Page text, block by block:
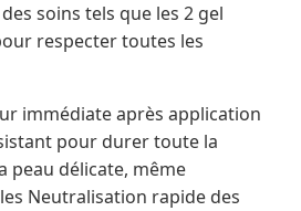
soins tels que les 2 gel
respecter toutes les
immédiate après application
pour durer toute la
peau délicate, même
Neutralisation rapide des